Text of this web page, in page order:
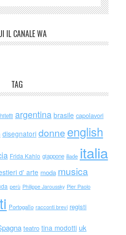
IL CANALE WA
TAG
argentina brasile capolavori
disegnatori donne english
Frida Kahlo giappone iliade italia
d' arte moda musica
perù Philippe Jaroussky Pier Paolo
Portogallo racconti brevi registi
teatro tina modotti uk